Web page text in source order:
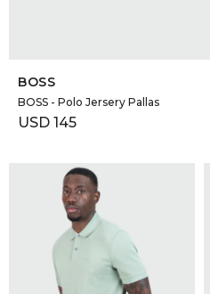
BOSS
BOSS - Polo Jersery Pallas
USD 145